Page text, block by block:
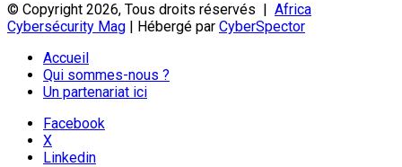
© Copyright 2026, Tous droits réservés | Africa
Cybersécurity Mag | Hébergé par CyberSpector
Accueil
Qui sommes-nous ?
Un partenariat ici
Facebook
X
Linkedin